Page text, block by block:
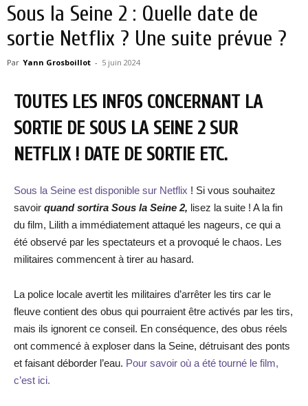
Sous la Seine 2 : Quelle date de
sortie Netflix ? Une suite prévue ?
Par Yann Grosboillot - 5 juin 2024
TOUTES LES INFOS CONCERNANT LA
SORTIE DE SOUS LA SEINE 2 SUR
NETFLIX ! DATE DE SORTIE ETC.
Sous la Seine est disponible sur Netflix ! Si vous souhaitez
savoir quand sortira Sous la Seine 2, lisez la suite ! A la fin
du film, Lilith a immédiatement attaqué les nageurs, ce qui a
été observé par les spectateurs et a provoqué le chaos. Les
militaires commencent à tirer au hasard.
La police locale avertit les militaires d’arrêter les tirs car le
fleuve contient des obus qui pourraient être activés par les tirs,
mais ils ignorent ce conseil. En conséquence, des obus réels
ont commencé à exploser dans la Seine, détruisant des ponts
et faisant déborder l’eau. Pour savoir où a été tourné le film,
c’est ici.